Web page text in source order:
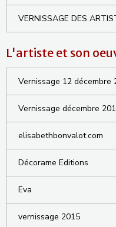
VERNISSAGE DES
L'artiste et son
Vernissage 12 décembre
Vernissage décembre
elisabethbonvalot.com
Décorame Editions
Eva
vernissage 2015